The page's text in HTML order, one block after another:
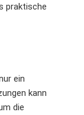
praktische
ein
kann
die